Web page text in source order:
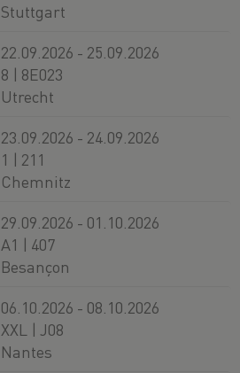
Stuttgart
22.09.2026 - 25.09.2026
8 | 8E023
Utrecht
23.09.2026 - 24.09.2026
1 | 211
Chemnitz
29.09.2026 - 01.10.2026
A1 | 407
Besançon
06.10.2026 - 08.10.2026
XXL | J08
Nantes